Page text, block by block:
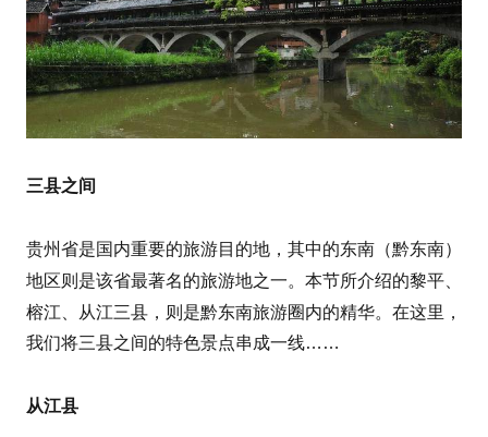
三县之间
贵州省是国内重要的旅游目的地，其中的东南（黔东南）
地区则是该省最著名的旅游地之一。本节所介绍的黎平
榕江 从江三县，则是黔东南旅游圈内的精华。在这里，
我们将三县之间的特色景点串成一线……
从江县